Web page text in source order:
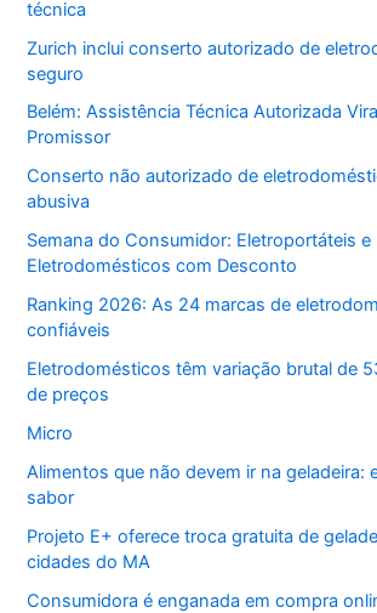
técnica
Zurich inclui conserto autorizado de
seguro
Belém: Assistência Técnica Autorizada
Promissor
Conserto não autorizado de
abusiva
Semana do Consumidor: Eletroportáteis e
Eletrodomésticos com Desconto
Ranking 2026: As 24 marcas de
confiáveis
Eletrodomésticos têm variação brutal de
de preços
Micro
Alimentos que não devem ir na geladeira:
sabor
Projeto E+ oferece troca gratuita de
cidades do MA
Consumidora é enganada em compra